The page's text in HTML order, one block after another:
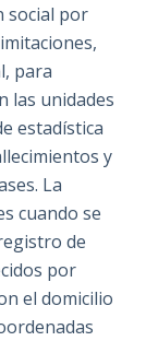
social por
para
las unidades
estadística
y
La
cuando se
de
por
el domicilio